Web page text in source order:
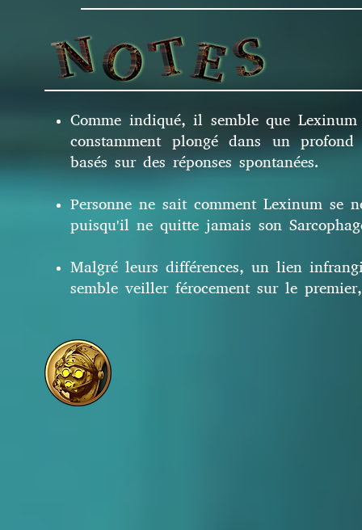
Comme indiqué, il semble que
constamment plongé dans un profond
basés sur des réponses spontanées.
Personne ne sait comment Lexinum se
puisqu'il ne quitte jamais son
Malgré leurs différences, un lien
semble veiller férocement sur le